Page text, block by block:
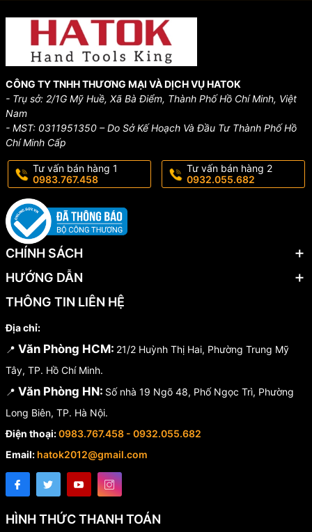
CÔNG TY TNHH THƯƠNG MẠI VÀ DỊCH VỤ HATOK
- Trụ sở: 2/1G Mỹ Huề, Xã Bà Điểm, Thành Phố Hồ Chí Minh, Việt
Nam
- MST: 0311951350 – Do Sở Kế Hoạch Và Đầu Tư Thành Phố Hồ
Chí Minh Cấp
Tư vấn bán hàng 1
0983.767.458
Tư vấn bán hàng 2
0932.055.682
CHÍNH SÁCH
HƯỚNG DẪN
THÔNG TIN LIÊN HỆ
Địa chỉ:
📍 Văn Phòng HCM: 21/2 Huỳnh Thị Hai, Phường Trung Mỹ
Tây, TP. Hồ Chí Minh.
📍 Văn Phòng HN: Số nhà 19 Ngõ 48, Phố Ngọc Trì, Phường
Long Biên, TP. Hà Nội.
Điện thoại:0983.767.458 - 0932.055.682
Email: hatok2012@gmail.com
HÌNH THỨC THANH TOÁN